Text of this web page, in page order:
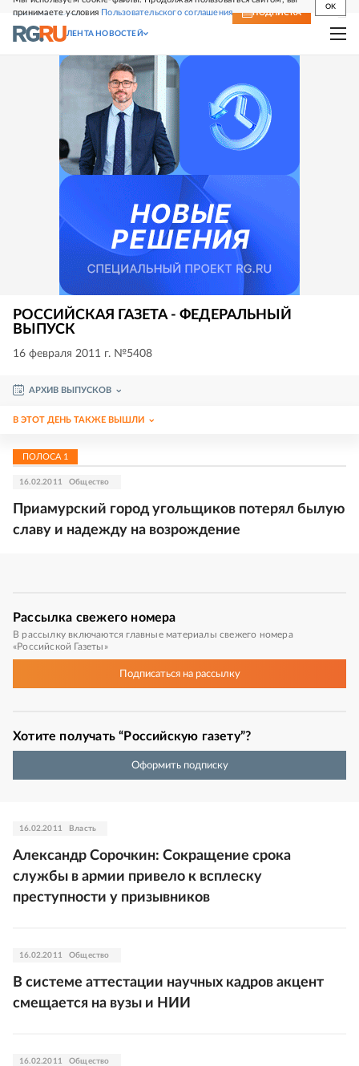
принимаете условия Пользовательского соглашения
OK
СВЕЖИЙ НОМЕР ПОДПИСКА
ЛЕНТА НОВОСТЕЙ
РОССИЙСКАЯ ГАЗЕТА - ФЕДЕРАЛЬНЫЙ
ВЫПУСК
16 февраля 2011 г. №5408
АРХИВ ВЫПУСКОВ
В ЭТОТ ДЕНЬ ТАКЖЕ ВЫШЛИ
ПОЛОСА 1
16.02.2011 Общество
Приамурский город угольщиков потерял былую
славу и надежду на возрождение
Рассылка свежего номера
В рассылку включаются главные материалы свежего номера
«Российской Газеты»
Подписатьсяна рассылку
Хотите получать “Российскую газету”?
Оформить подписку
16.02.2011 Власть
Александр Сорочкин: Сокращение срока
службы в армии привело к всплеску
преступности у призывников
16.02.2011 Общество
В системе аттестации научных кадров акцент
смещается на вузы и НИИ
16.02.2011 Общество